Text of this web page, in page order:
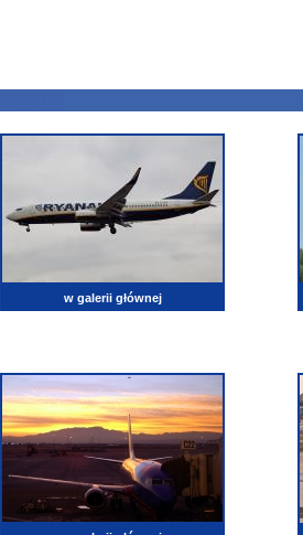
w galerii głównej